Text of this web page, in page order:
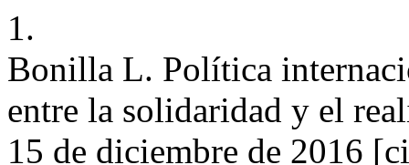
1.
Bonilla L. Política
entre la solidaridad y el
15 de diciembre de 2016